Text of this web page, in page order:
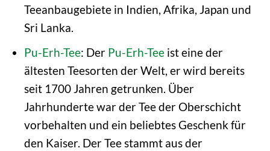
Teeanbaugebiete in Indien, Afrika, Japan und
Sri Lanka.
Pu-Erh-Tee: Der Pu-Erh-Teeist eine der
ältesten Teesorten der Welt, er wird bereits
seit 1700 Jahren getrunken. Über
Jahrhunderte war der Tee der Oberschicht
vorbehalten und ein beliebtes Geschenk für
den Kaiser. Der Tee stammt aus der